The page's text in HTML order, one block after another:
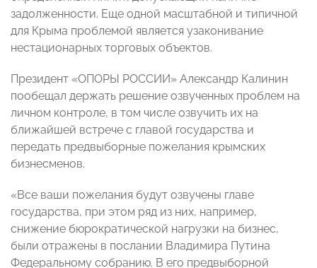
задолженности. Еще одной масштабной и типичной
для Крыма проблемой является узаконивание
нестационарных торговых объектов.
Президент «ОПОРЫ РОССИИ» Александр Калинин
пообещал держать решение озвученных проблем на
личном контроле, в том числе озвучить их на
ближайшей встрече с главой государства и
передать предвыборные пожелания крымских
бизнесменов.
«Все ваши пожелания будут озвучены главе
государства, при этом ряд из них, например,
снижение бюрократической нагрузки на бизнес,
были отражены в послании Владимира Путина
Федеральному собранию. В его предвыборной